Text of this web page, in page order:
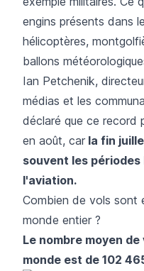
engins présents dans
hélicoptères,
ballons
Ian Petchenik,
médias et les
déclaré que ce record
en août, car la fin
souvent les
l'aviation.
Combien de vols sont
monde entier ?
Le nombre moyen
monde est de 102